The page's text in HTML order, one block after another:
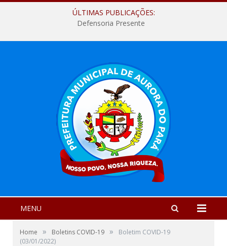
ÚLTIMAS PUBLICAÇÕES:
Defensoria Presente
MENU
Home » Boletins COVID-19 »
Boletim COVID-19
(03/01/2022)